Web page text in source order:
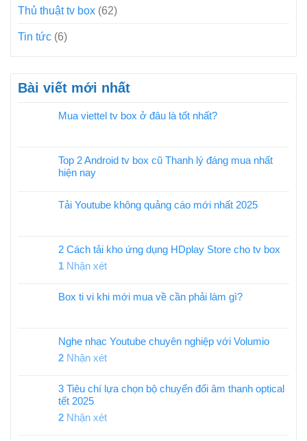
Thủ thuật tv box (62)
Tin tức (6)
Bài viết mới nhất
Mua viettel tv box ở đâu là tốt nhất?
Top 2 Android tv box cũ Thanh lý đáng mua nhất
hiện nay
Tải Youtube không quảng cáo mới nhất 2025
2 Cách tải kho ứng dụng HDplay Store cho tv box
1 Nhận xét
Box ti vi khi mới mua về cần phải làm gì?
Nghe nhạc Youtube chuyên nghiệp với Volumio
2 Nhận xét
3 Tiêu chí lựa chọn bộ chuyển đổi âm thanh optical
tết 2025
2 Nhận xét